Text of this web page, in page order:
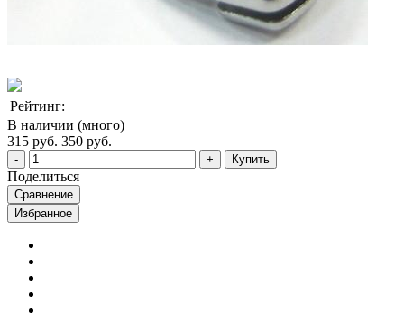
Рейтинг:
В наличии (много)
315 руб. 350 руб.
Купить
Поделиться
Сравнение
Избранное